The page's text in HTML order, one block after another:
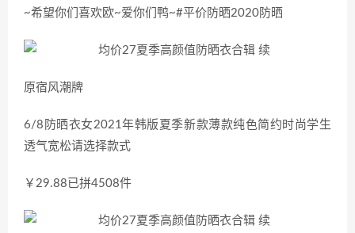
~希望你们喜欢欧~爱你们鸭~#平价防晒2020防晒
原宿风潮牌
6/8防晒衣女2021年韩版夏季新款薄款纯色简约时尚学生
透气宽松请选择款式
￥29.88已拼4508件